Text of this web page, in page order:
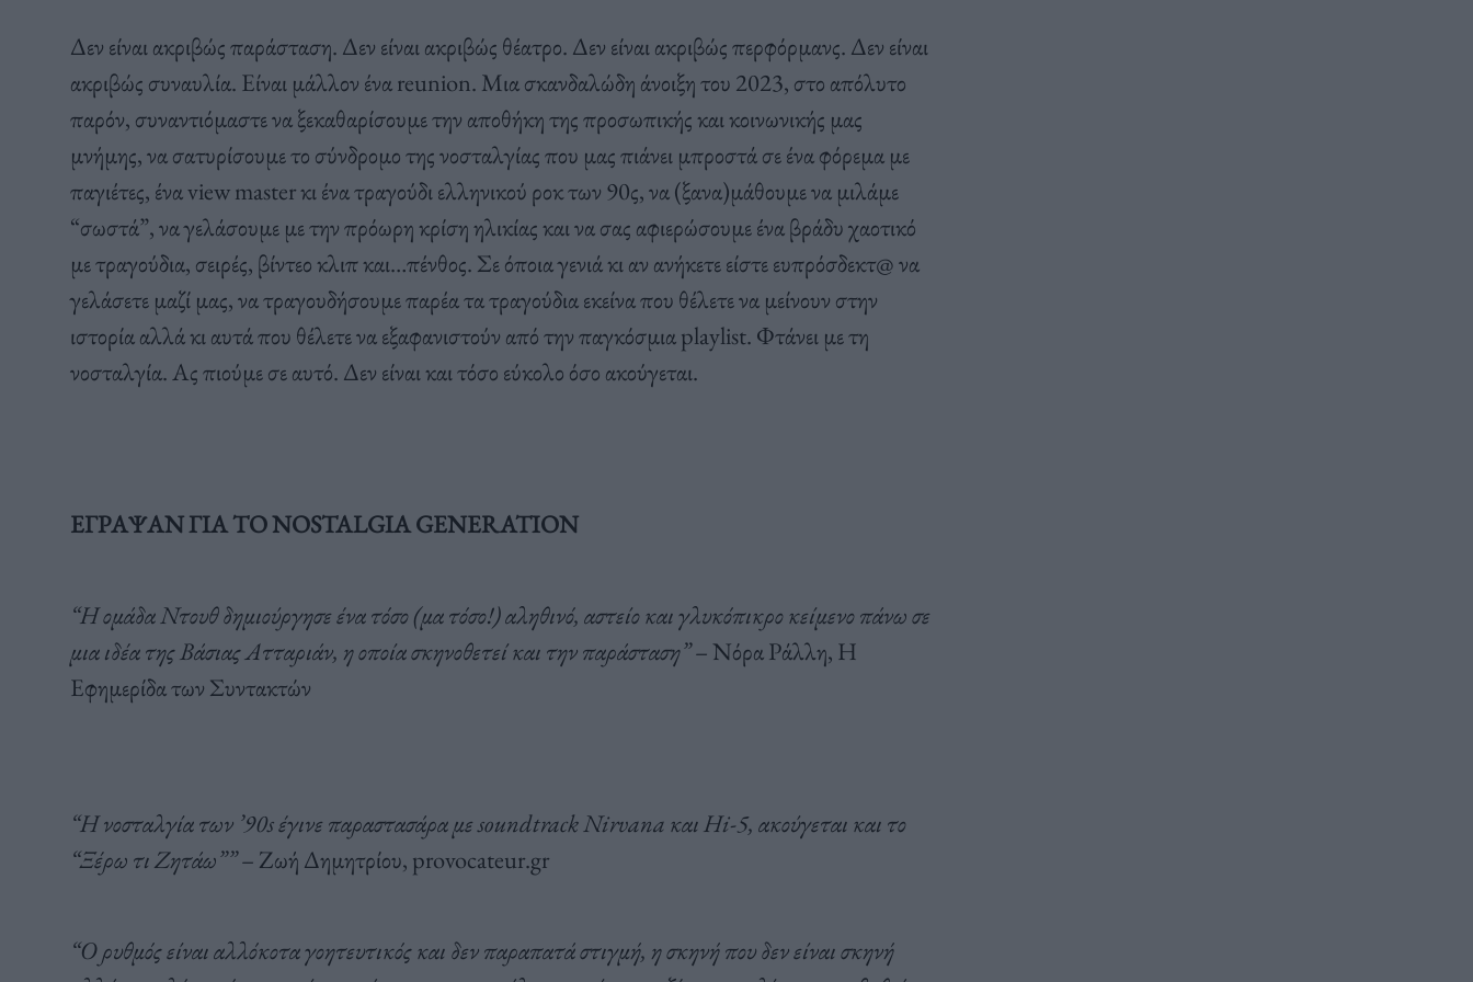
Δεν είναι ακριβώς παράσταση. Δεν είναι ακριβώς θέατρο. Δεν είναι ακριβώς περφόρμανς. Δεν είναι
ακριβώς συναυλία. Είναι μάλλον ένα reunion. Μια σκανδαλώδη άνοιξη του 2023, στο απόλυτο
παρόν, συναντιόμαστε να ξεκαθαρίσουμε την αποθήκη της προσωπικής και κοινωνικής μας
μνήμης, να σατυρίσουμε το σύνδρομο της νοσταλγίας που μας πιάνει μπροστά σε ένα φόρεμα με
παγιέτες, ένα view master κι ένα τραγούδι ελληνικού ροκ των 90ς, να (ξανα)μάθουμε να μιλάμε
“σωστά”, να γελάσουμε με την πρόωρη κρίση ηλικίας και να σας αφιερώσουμε ένα βράδυ χαοτικό
με τραγούδια, σειρές, βίντεο κλιπ και…πένθος. Σε όποια γενιά κι αν ανήκετε είστε ευπρόσδεκτ@ να
γελάσετε μαζί μας, να τραγουδήσουμε παρέα τα τραγούδια εκείνα που θέλετε να μείνουν στην
ιστορία αλλά κι αυτά που θέλετε να εξαφανιστούν από την παγκόσμια playlist. Φτάνει με τη
νοσταλγία. Ας πιούμε σε αυτό. Δεν είναι και τόσο εύκολο όσο ακούγεται.
ΕΓΡΑΨΑΝ ΓΙΑ ΤΟ NOSTALGIA GENERATION
“Η ομάδα Ντουθ δημιούργησε ένα τόσο (μα τόσο!) αληθινό, αστείο και γλυκόπικρο κείμενο πάνω σε
μια ιδέα της Βάσιας Ατταριάν, η οποία σκηνοθετεί και την παράσταση”– Νόρα Ράλλη, Η
Εφημερίδα των Συντακτών
“Η νοσταλγία των ’90s έγινε παραστασάρα με soundtrack Nirvana και Hi-5, ακούγεται και το
“Ξέρω τι Ζητάω””– Ζωή Δημητρίου, provocateur.gr
“O ρυθμός είναι αλλόκοτα γοητευτικός και δεν παραπατά στιγμή, η σκηνή που δεν είναι σκηνή